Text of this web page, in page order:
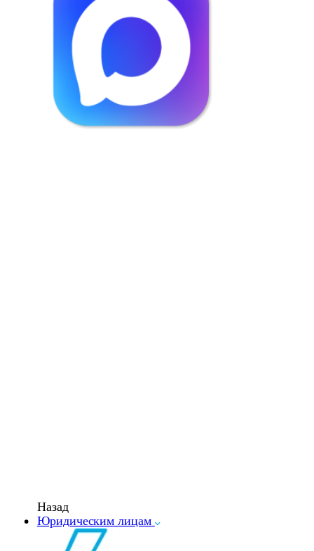
Назад
Юридическим лицам